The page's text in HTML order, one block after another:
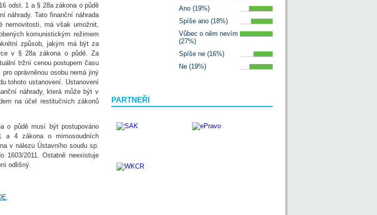
Ano (19%)
Spíše ano (18%)
Vůbec o něm nevím
(27%)
Spíše ne (16%)
Ne (19%)
PARTNEŘI
odst. 1 a § 28a zákona o půdě
náhrady. Tato finanční náhrada
nemovitosti, má však umožnit,
komunistickým režimem
způsob, jakým má být za
v § 28a zákona o půdě. Za
tržní cenou postupem času
oprávněnou osobu nemá jiný
tohoto ustanovení. Ustanovení
náhrady, která může být v
na účel restitučních zákonů
o půdě musí být postupováno
a 4 zákona o mimosoudních
v nálezu Ústavního soudu sp.
2011. Ostatně neexistuje
odlišný.